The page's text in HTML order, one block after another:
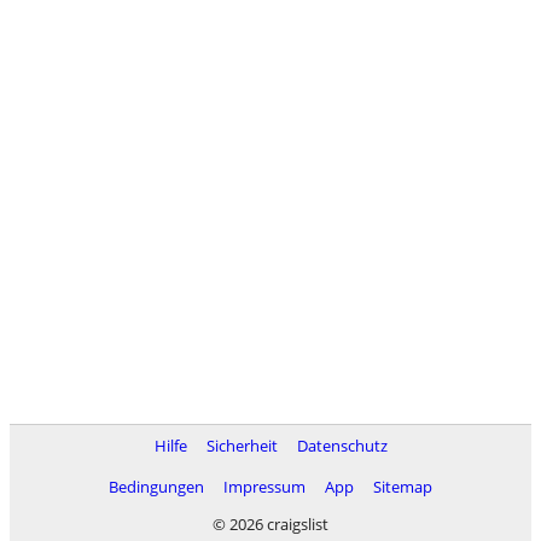
Hilfe Sicherheit
Datenschutz
Bedingungen
Impressum App
Sitemap
© 2026 craigslist